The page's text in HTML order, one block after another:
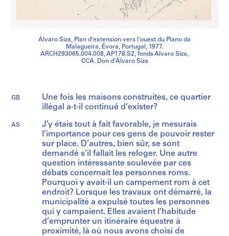
Álvaro Siza, Plan d’extension vers l’ouest du Plano da
Malagueira, Évora, Portugal, 1977.
ARCH293065.004.008, AP178.S2, fonds Alvaro Siza,
CCA. Don d’Álvaro Siza
GB
Une fois les maisons construites, ce quartier
illégal a-t-il continué d’exister?
AS
J’y étais tout à fait favorable, je mesurais
l’importance pour ces gens de pouvoir rester
sur place. D’autres, bien sûr, se sont
demandé s’il fallait les reloger. Une autre
question intéressante soulevée par ces
débats concernait les personnes roms.
Pourquoi y avait-il un campement rom à cet
endroit? Lorsque les travaux ont démarré, la
municipalité a expulsé toutes les personnes
qui y campaient. Elles avaient l’habitude
d’emprunter un itinéraire équestre à
proximité, là où nous avons choisi de